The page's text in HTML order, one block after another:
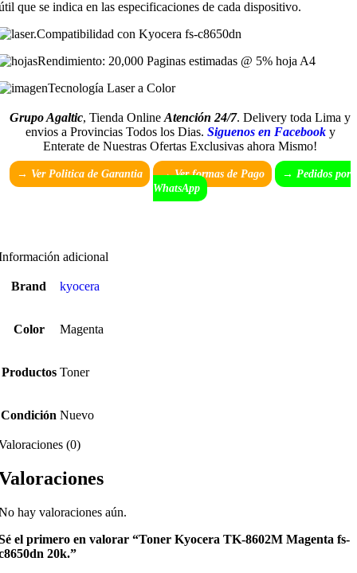
que se indica en las especificaciones de cada dispositivo.
Compatibilidad con Kyocera fs-c8650dn
Rendimiento: 20,000 Paginas estimadas @ 5% hoja A4
Tecnología Laser a Color
Grupo Agaltic, Tienda Online Atención 24/7. Delivery toda Lima y
envios a Provincias Todos los Dias. Siguenos en Facebooky
Enterate de Nuestras Ofertas Exclusivas ahora Mismo!
→ Ver Politica de Garantia → Ver formas de Pago
→ Pedidos por
WhatsApp
adicional
Brand kyocera
Color Magenta
Productos Toner
Condición Nuevo
(0)
hay valoraciones aún.
el primero en valorar “Toner Kyocera TK-8602M Magenta fs-
20k.”